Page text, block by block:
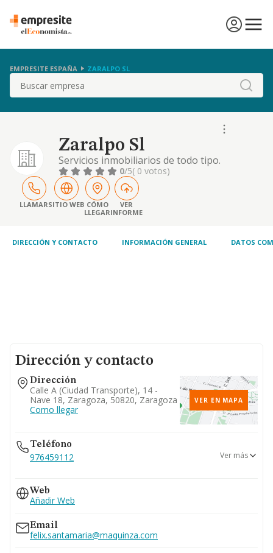
EMPRESITE ESPAÑA ZARALPO SL
Buscar
Zaralpo Sl
Servicios inmobiliarios de todo tipo.
0/5( 0 votos)
LLAMARSITIO WEB CÓMO
LLEGAR
VER
INFORME
DIRECCIÓN Y CONTACTO INFORMACIÓN GENERAL DATOS
Dirección y contacto
Dirección
Calle A (ciudad Transporte), 14 -
Nave 18, Zaragoza, 50820, Zaragoza
Como llegar
VER EN MAPA
Teléfono
976459112
976587487
976459111
Ver más
Web
Añadir Web
Email
felix.santamaria@maquinza.com